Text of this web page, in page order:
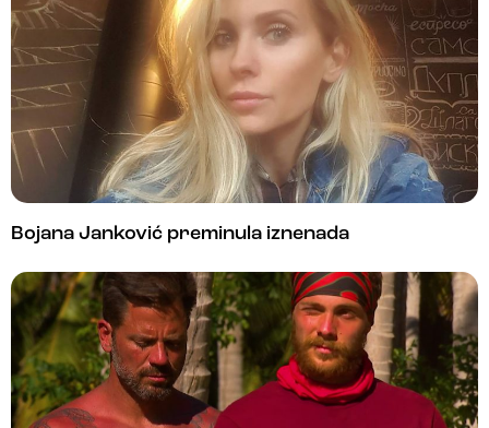
Bojana Janković preminula iznenada